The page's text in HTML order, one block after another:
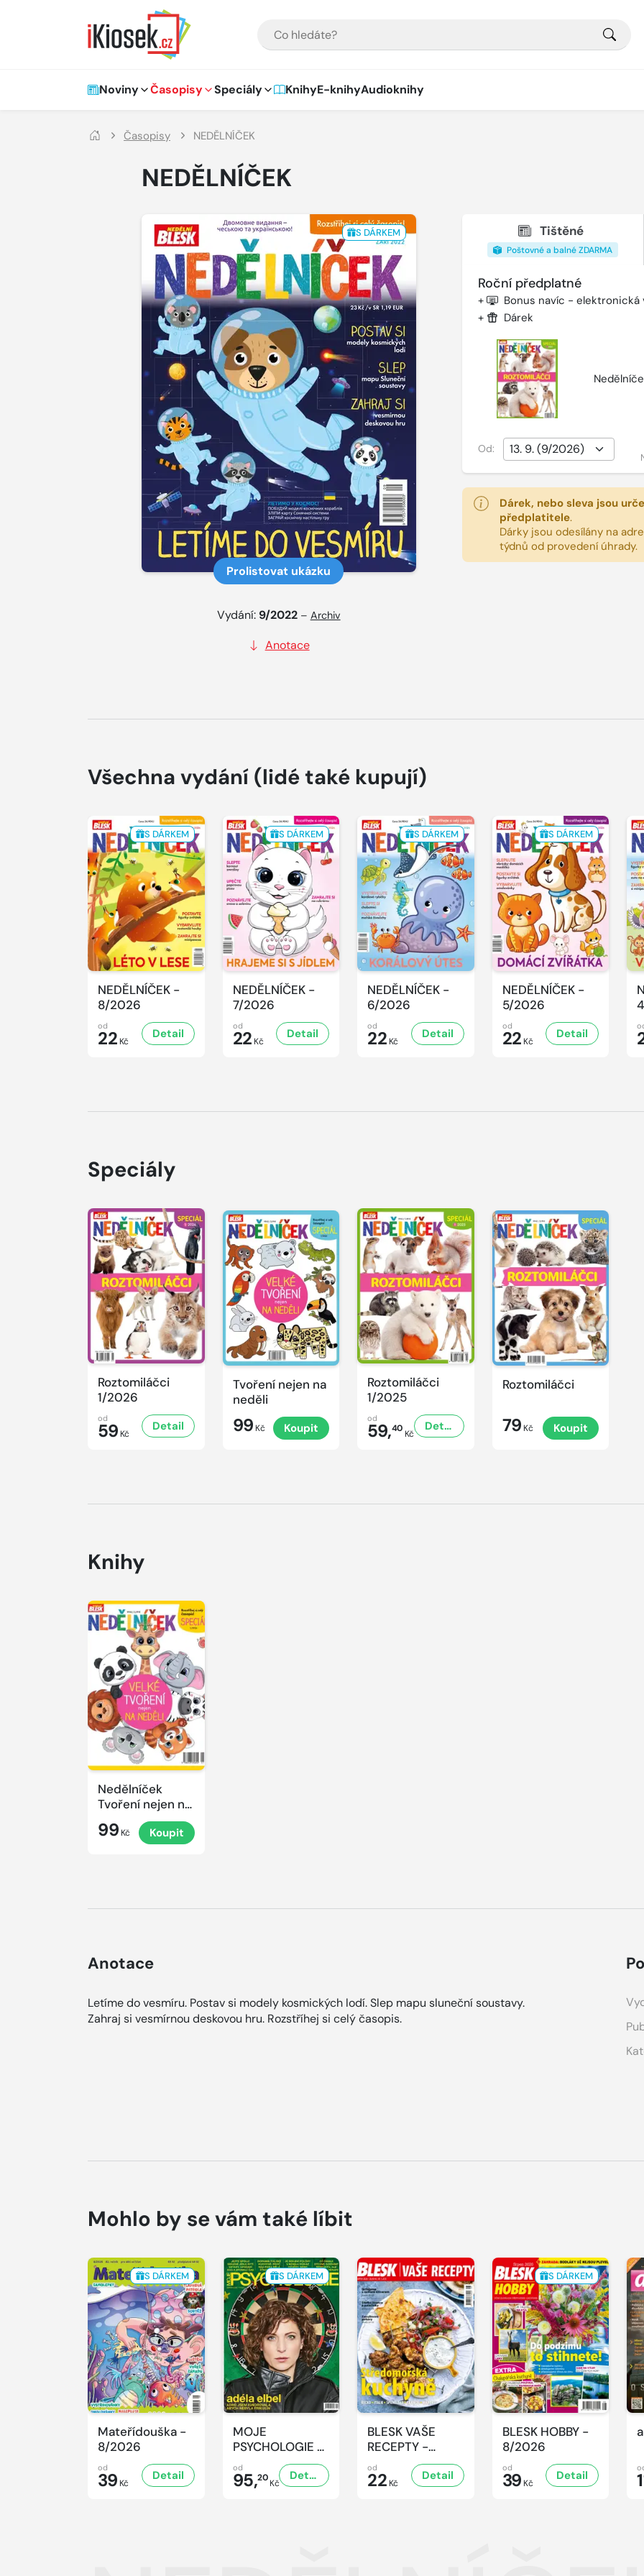
Hlavní navigace
Noviny Časopisy Speciály KnihyE-knihyAudioknihy
Časopisy NEDĚLNÍČEK
NEDĚLNÍČEK
S DÁRKEM
Prolistovat ukázku
Vydání: 9/2022 – Archiv
Anotace
Tištěné
Poštovné a balné ZDARMA
Roční předplatné
+
Bonus navíc - elektronická
+
Dárek
Od:
Dárek, nebo sleva jsou
předplatitele.
Dárky jsou odesílány na
týdnů od provedení úhrady.
Všechna vydání (lidé také kupují)
S DÁRKEM
NEDĚLNÍČEK -
8/2026
od
22 Kč
Detail
S DÁRKEM
NEDĚLNÍČEK -
7/2026
od
22 Kč
Detail
S DÁRKEM
NEDĚLNÍČEK -
6/2026
od
22 Kč
Detail
S DÁRKEM
NEDĚLNÍČEK -
5/2026
od
22 Kč
Detail
Speciály
Roztomiláčci
1/2026
od
59 Kč
Detail
Tvoření nejen na
neděli
99 Kč Koupit
Roztomiláčci
1/2025
od
59,40 Kč
Detail
Roztomiláčci
79 Kč Koupit
Knihy
Nedělníček
Tvoření nejen na
99 Kč Koupit
Anotace
Letíme do vesmíru. Postav si modely kosmických lodí. Slep mapu sluneční soustavy.
Zahraj si vesmírnou deskovou hru. Rozstříhej si celý časopis.
Mohlo by se vám také líbit
S DÁRKEM
Mateřídouška -
8/2026
od
39 Kč
Detail
S DÁRKEM
MOJE
PSYCHOLOGIE -
8/2026
od
95,20Kč
Detail
BLESK VAŠE
RECEPTY -
8/2026
od
22 Kč
Detail
S DÁRKEM
BLESK HOBBY -
8/2026
od
39 Kč
Detail